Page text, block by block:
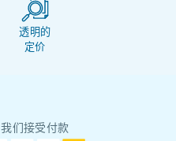
透明的
定价
我们接受付款